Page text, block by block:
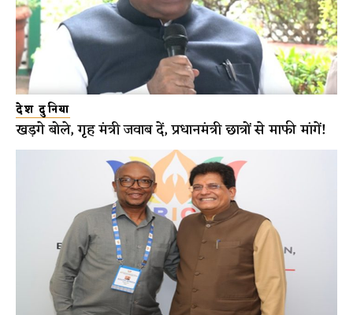
देश दुनिया
खड़गे बोले, गृह मंत्री जवाब दें, प्रधानमंत्री छात्रों से माफी मांगें!